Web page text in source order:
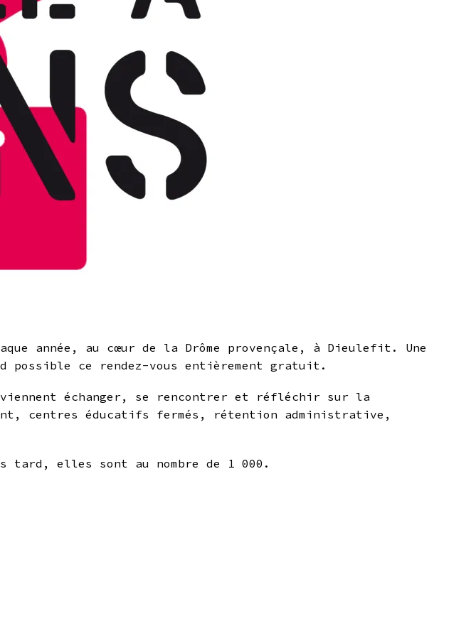
année, au cœur de la Drôme provençale, à Dieulefit. Une
possible ce rendez-vous entièrement gratuit.
viennent échanger, se rencontrer et réfléchir sur la
centres éducatifs fermés, rétention administrative,
tard, elles sont au nombre de 1 000.